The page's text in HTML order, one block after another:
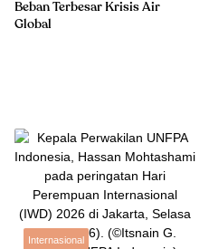
Beban Terbesar Krisis Air
Global
Internasional